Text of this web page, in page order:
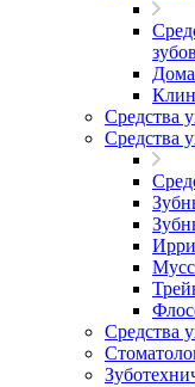
зубов
Средства
Средства
Средства